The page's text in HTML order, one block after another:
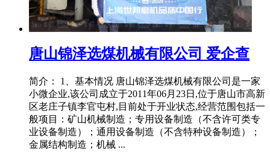
唐山锦泽选煤机械有限公司 爱企查
简介： 1、基本情况 唐山锦泽选煤机械有限公司是一家
小微企业,该公司成立于2011年06月23日,位于唐山市高新
区老庄子镇李官屯村,目前处于开业状态,经营范围包括一
般项目：矿山机械制造；专用设备制造（不含许可类专
业设备制造）；通用设备制造（不含特种设备制造）；
金属结构制造；机械 ...